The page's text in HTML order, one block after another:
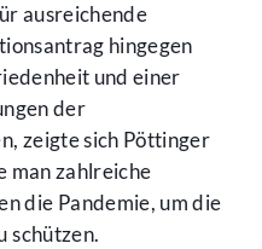
ausreichende
hingegen
und einer
der
zeigte sich Pöttinger
man zahlreiche
die Pandemie, um die
schützen.